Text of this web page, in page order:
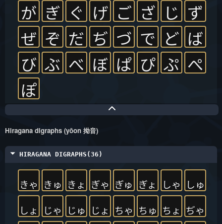
が ぎ ぐ げ ご ざ じ ず
ぜ ぞ だ ぢ づ で ど ば
び ぶ べ ぼ ぱ ぴ ぷ ぺ
ぽ
Hiragana digraphs (yōon 拗音)
HIRAGANA DIGRAPHS(36)
きゃ きゅ きょ ぎゃ ぎゅ ぎょ しゃ
しゅ
しょ
じゃ じゅ じょ ちゃ ちゅ ちょ ぢゃ